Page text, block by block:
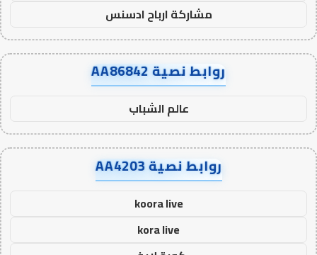
مشاركة ارباح ادسنس
روابط نصية AA86842
عالم الشباب
روابط نصية AA4203
koora live
kora live